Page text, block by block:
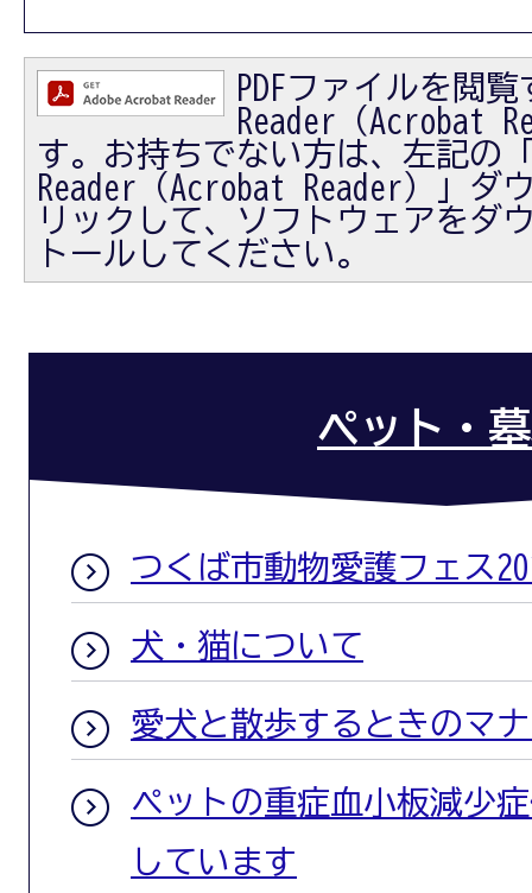
PDFファイルを閲
Reader（Acrobat
す。お持ちでない方は、左記の
Reader（Acrobat Reader）」ダ
リックして、ソフトウェアをダ
トールしてください。
ペット・
つくば市動物愛護フェス
犬・猫について
愛犬と散歩するときのマ
ペットの重症血小板減少
しています